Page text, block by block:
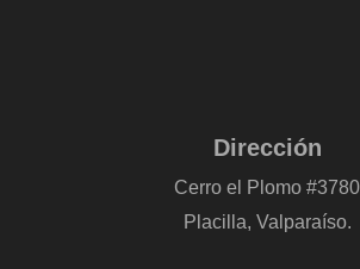
Dirección
Cerro el Plomo #3780
Placilla, Valparaíso.